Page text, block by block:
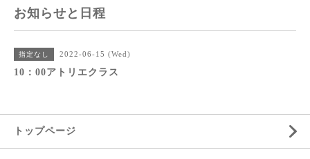
お知らせと日程
指定なし 2022-06-15 (Wed)
10：00アトリエクラス
トップページ